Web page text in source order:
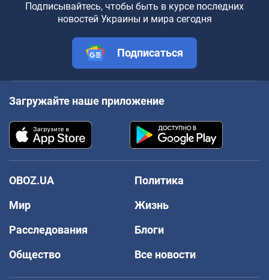
Подписывайтесь, чтобы быть в курсе последних
новостей Украины и мира сегодня
Подписаться
Загружайте наше приложение
OBOZ.UA
Политика
Мир
Жизнь
Расследования
Блоги
Общество
Все новости